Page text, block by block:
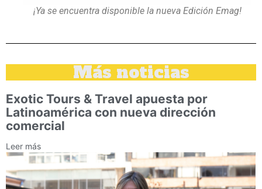
¡Ya se encuentra disponible la nueva Edición Emag!
Más noticias
Exotic Tours & Travel apuesta por
Latinoamérica con nueva dirección
comercial
Leer más